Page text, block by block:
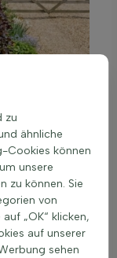
zu
ähnliche
Cookies können
unsere
zu können. Sie
von
„OK“ klicken,
auf unserer
sehen